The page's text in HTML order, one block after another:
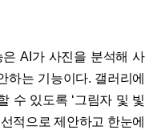
은 AI가 사진을 분석해 사
하는 기능이다. 갤러리에
수 있도록 ‘그림자 및 빛
적으로 제안하고 한눈에